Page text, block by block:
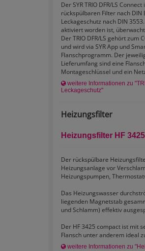
Der SYR TRIO DFR/LS
rückspülbaren Filter nach
Leckageschutz nach DIN
aktiviert worden ist,
Der TRIO DFR/LS gehört zum
und wird via SYR App und
Flanschprogramm. Der
Lieferumfang sind eine
Montageschlüssel und ein
weitere Informationen zu
Leckageschutz"
Heizungsfilter
Heizungsfilter HF
Der rückspülbare
Heizungsanlage vor
Heizungspumpen,
Das Heizungswasser
liegenden Magnetstab
und Schlamm) effektiv
Der HF 3425 compact ist mit
Flansch unter anderem ideal
weitere Informationen zu